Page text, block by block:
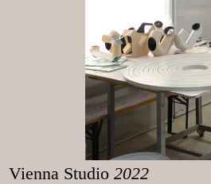
Vienna Studio 2022